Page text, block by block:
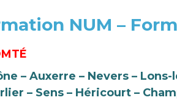
NUM –
– Auxerre – Nevers – Lons-
– Sens – Héricourt –